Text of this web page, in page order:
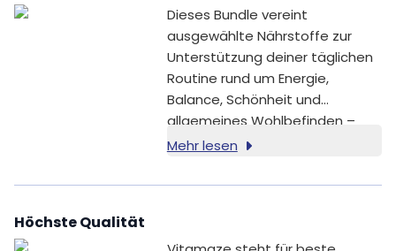
Dieses Bundle vereint
ausgewählte Nährstoffe zur
Unterstützung deiner täglichen
Routine rund um Energie,
Balance, Schönheit und
allgemeines Wohlbefinden –
ideal für einen bewussten
Mehr lesen
Höchste Qualität